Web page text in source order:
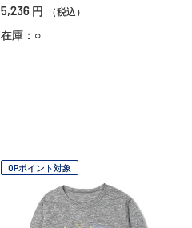
5,236 円 （税込）
在庫：○
OPポイント対象